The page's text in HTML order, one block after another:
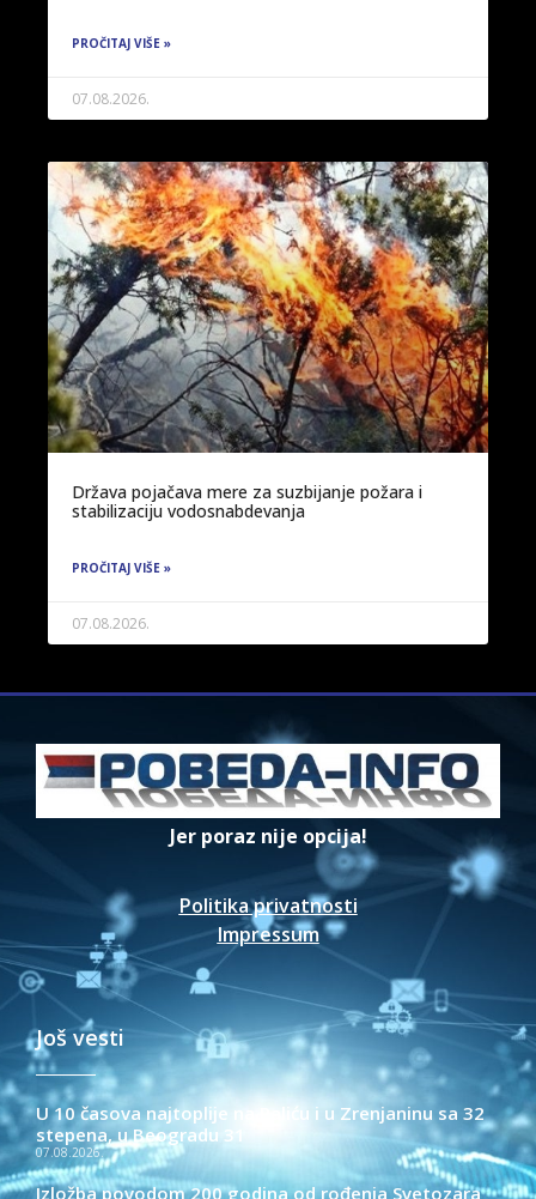
PROČITAJ VIŠE »
07.08.2026.
Država pojačava mere za suzbijanje požara i
stabilizaciju vodosnabdevanja
PROČITAJ VIŠE »
07.08.2026.
Jer poraz nije opcija!
Politika privatnosti
Impressum
Još vesti
U 10 časova najtoplije na Paliću i u Zrenjaninu sa 32
stepena, u Beogradu 31
07.08.2026.
Izložba povodom 200 godina od rođenja Svetozara